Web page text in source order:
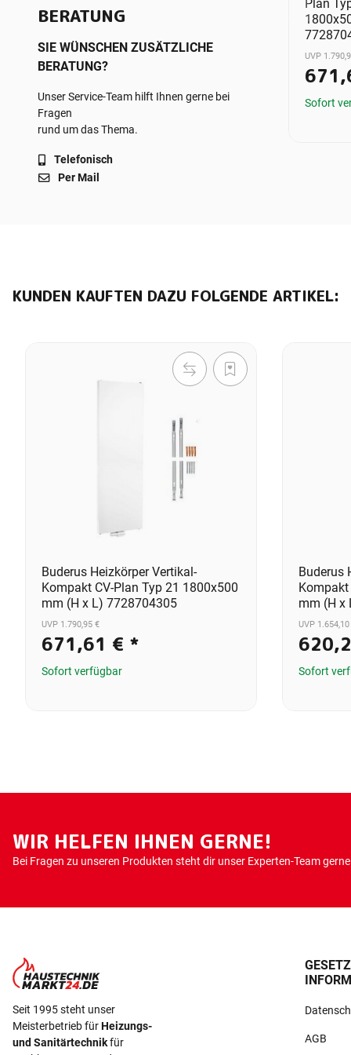
BERATUNG
SIE WÜNSCHEN ZUSÄTZLICHE
BERATUNG?
Unser Service-Team hilft Ihnen gerne bei
Fragen
rund um das Thema.
Telefonisch
Per Mail
(H x L)
1820x600 mm (H x L)
Sofort verfügbar
Plan
UVP
Sofort
KUNDEN KAUFTEN DAZU FOLGENDE ARTIKEL:
Buderus Heizkörper Vertikal-
Kompakt CV-Plan Typ 21 1800x500
mm (H x L) 7728704305
UVP 1.790,95 €
671,61 € *
Sofort verfügbar
Buderus
mm (H x
UVP
Sofort
WIR HELFEN IHNEN GERNE!
Bei Fragen zu unseren Produkten steht dir unser Experten-Team
Seit 1995 steht unser
Meisterbetrieb fürHeizungs-
und Sanitärtechnikfür
AGB